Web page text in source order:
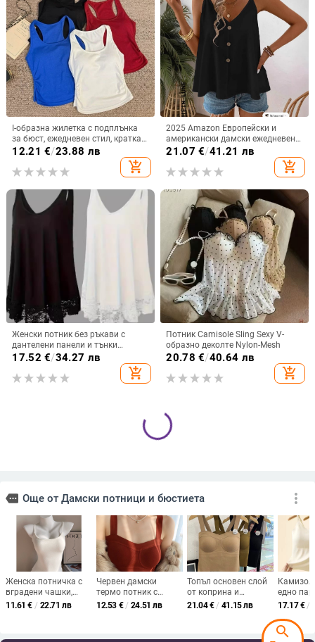
I-образна жилетка с подплънка
за бюст, ежедневен стил, кратка
дължина, едноцветен модел,
вискозен плат, 90–95% вискоза
12.21 €/23.88 лв
add_shopping_cart
2025 Amazon Европейски и
американски дамски ежедневен
топ с V-образно деколте и
катарама, лятна риза без ръкави,
дамска риза
21.07 €/41.21 лв
add_shopping_cart
Женски потник без ръкави с
дантелени панели и тънки
презрамки — полиестер със
спандекс, дължина 50–65 cm,
стил Leisure
17.52 €/34.27 лв
add_shopping_cart
Потник Camisole Sling Sexy V-
образно деколте Nylon-Mesh
20.78 €/40.64 лв
add_shopping_cart
Потник с халтер и принт на
точки, полиестерова тъкан, 90–
95% полиестер, Лято 2025
19.05 € 37.26 лв
add_shopping_cart
Ново дълго дамско бельо от
модал, вграден тръбен топ,
домашно облекло,
еднокомпонентно бельо без
сутиен
21.93€ 42.89 лв
add_shopping_cart
search